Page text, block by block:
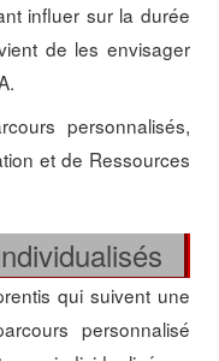
influer sur la durée
de les envisager
personnalisés,
et de Ressources
qui suivent une
personnalisé